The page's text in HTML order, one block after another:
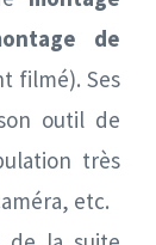
de
filmé). Ses
outil de
très
etc.